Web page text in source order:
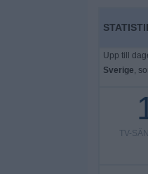
Upp till
Sverige,
TV-